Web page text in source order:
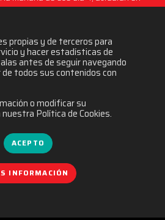
propias y de terceros para
y hacer estadísticas de
antes de seguir navegando
todos sus contenidos con
o modificar su
Política de Cookies.
ACEPTO
INFORMACIÓN